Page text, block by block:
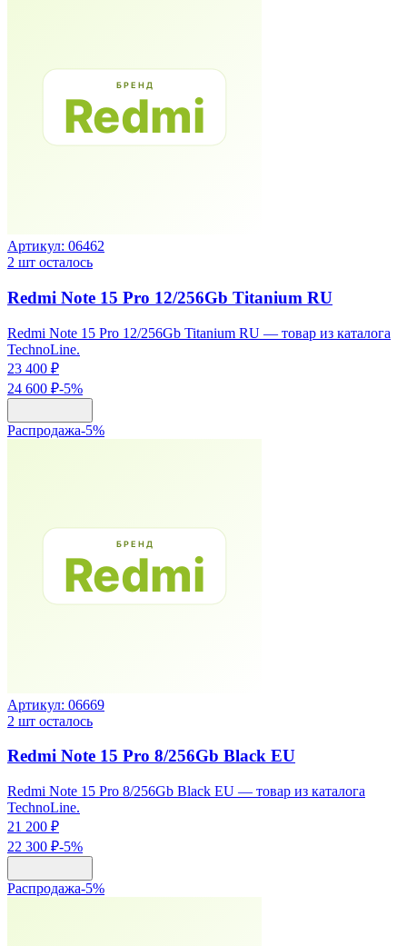
Артикул: 06462
2 шт осталось
Redmi Note 15 Pro 12/256Gb Titanium RU
Redmi Note 15 Pro 12/256Gb Titanium RU — товар из каталога
TechnoLine.
23 400 ₽
24 600 ₽-5%
Распродажа-5%
Артикул: 06669
2 шт осталось
Redmi Note 15 Pro 8/256Gb Black EU
Redmi Note 15 Pro 8/256Gb Black EU — товар из каталога
TechnoLine.
21 200 ₽
22 300 ₽-5%
Распродажа-5%